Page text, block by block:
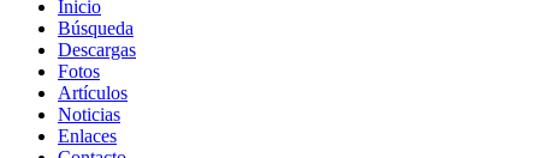
Inicio
Búsqueda
Descargas
Fotos
Artículos
Noticias
Enlaces